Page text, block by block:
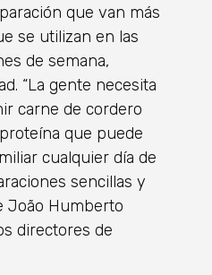
que van más
se utilizan en las
de semana,
“La gente necesita
carne de cordero
que puede
cualquier día de
sencillas y
João Humberto
directores de